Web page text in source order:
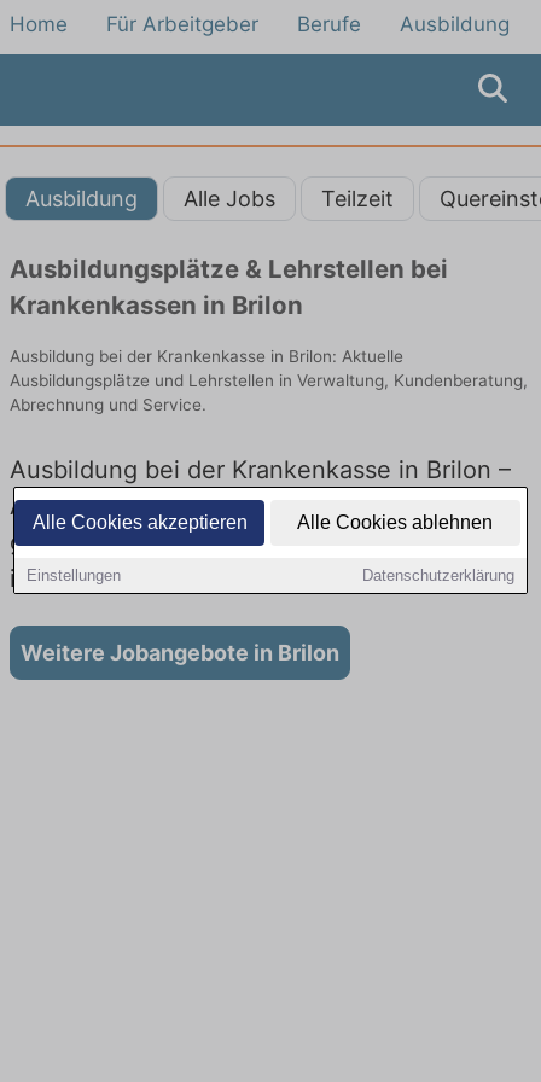
Alle Cookies akzeptieren Alle Cookies ablehnen
Einstellungen Datenschutzerklärung
Home Für Arbeitgeber Berufe Ausbildung
Ausbildung Alle Jobs Teilzeit
Ausbildungsplätze & Lehrstellen bei
Krankenkassen in Brilon
Ausbildung bei der Krankenkasse in Brilon: Aktuelle
Ausbildungsplätze und Lehrstellen in Verwaltung, Kundenberatung,
Abrechnung und Service.
Ausbildung bei der Krankenkasse in Brilon –
Ausbildungsplätze und Lehrstellen: Aktuell
gibt es keine Stellenangebote für Ausbildung
in Brilon
Weitere Jobangebote in Brilon